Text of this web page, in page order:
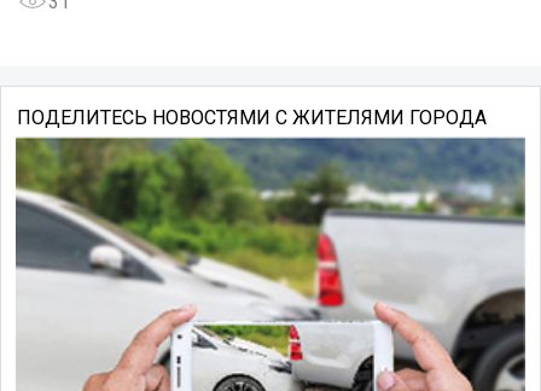
ПОДЕЛИТЕСЬ НОВОСТЯМИ С ЖИТЕЛЯМИ ГОРОДА